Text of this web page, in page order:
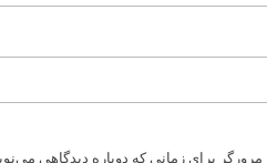
برای زمانی که دوباره دیدگاهی